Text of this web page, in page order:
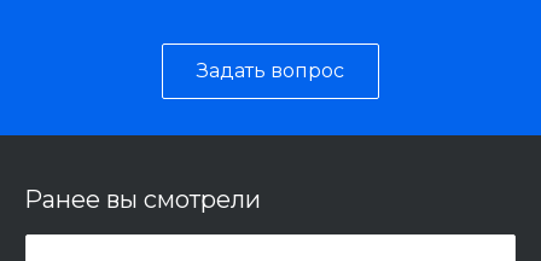
Задать вопрос
Ранее вы смотрели